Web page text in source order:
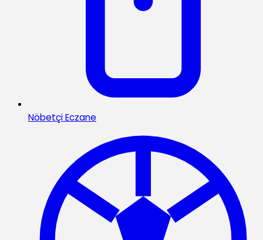
Nöbetçi Eczane